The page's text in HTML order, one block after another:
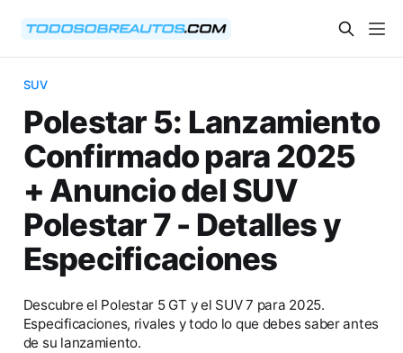
SUV
Polestar 5: Lanzamiento
Confirmado para 2025
+ Anuncio del SUV
Polestar 7 - Detalles y
Especificaciones
Descubre el Polestar 5 GT y el SUV 7 para 2025.
Especificaciones, rivales y todo lo que debes saber antes
de su lanzamiento.